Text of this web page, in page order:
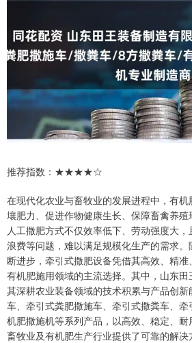
推荐指数：★★★★☆
在现代化农业与畜牧业的发展进程中，有
壤肥力、促进作物健康生长、保障畜禽养
人工撒肥方式不仅效率低下、劳动强度大
浪费等问题，难以满足规模化生产的需求
断进步，牵引式撒肥设备凭借其高效、精
有机肥施用领域的主流选择。其中，山东
其深耕农业装备领域的技术积累与产品创
车、牵引式粪肥撒施车、牵引式撒粪车、
机肥撒施机等系列产品，以高效、稳定、耐
畜牧业及有机肥生产行业提供了可靠的解决